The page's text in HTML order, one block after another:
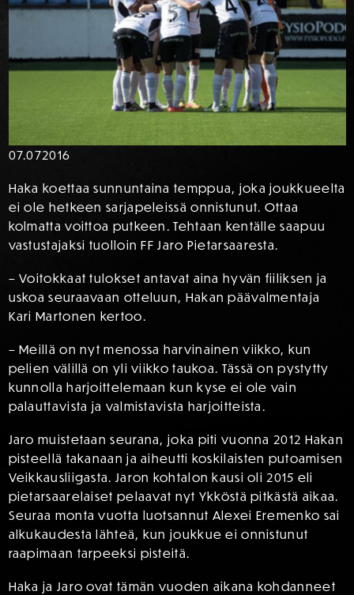
07.072016
Haka koettaa sunnuntaina temppua, joka joukkueelta
ei ole hetkeen sarjapeleissä onnistunut. Ottaa
kolmatta voittoa putkeen. Tehtaan kentälle saapuu
vastustajaksi tuolloin FF Jaro Pietarsaaresta.
– Voitokkaat tulokset antavat aina hyvän fiiliksen ja
uskoa seuraavaan otteluun, Hakan päävalmentaja
Kari Martonen kertoo.
– Meillä on nyt menossa harvinainen viikko, kun
pelien välillä on yli viikko taukoa. Tässä on pystytty
kunnolla harjoittelemaan kun kyse ei ole vain
palauttavista ja valmistavista harjoitteista.
Jaro muistetaan seurana, joka piti vuonna 2012 Hakan
pisteellä takanaan ja aiheutti koskilaisten putoamisen
Veikkausliigasta. Jaron kohtalon kausi oli 2015 eli
pietarsaarelaiset pelaavat nyt Ykköstä pitkästä aikaa.
Seuraa monta vuotta luotsannut Alexei Eremenko sai
alkukaudesta lähteä, kun joukkue ei onnistunut
raapimaan tarpeeksi pisteitä.
Haka ja Jaro ovat tämän vuoden aikana kohdanneet